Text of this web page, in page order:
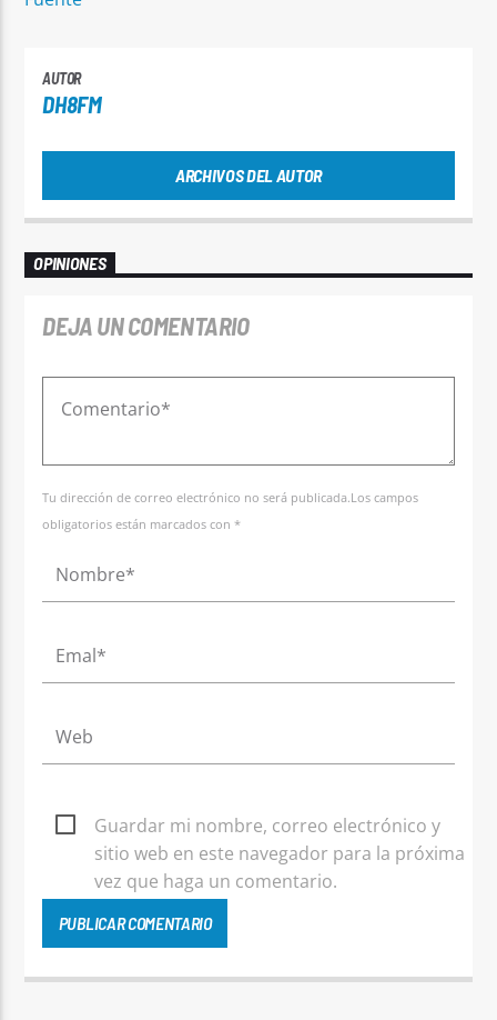
AUTOR
DH8FM
ARCHIVOS DEL AUTOR
OPINIONES
DEJA UN COMENTARIO
Tu dirección de correo electrónico no será publicada.Los campos
obligatorios están marcados con *
Guardar mi nombre, correo electrónico y
sitio web en este navegador para la próxima
vez que haga un comentario.